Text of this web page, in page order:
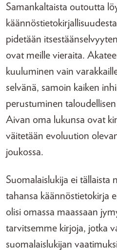
Samankaltaista outoutta
pidetään
ovat meille vieraita.
kuuluminen vain
selvänä, samoin kaiken
perustuminen
Aivan oma lukunsa ovat
väitetään evoluution
joukossa.
Suomalaislukija ei tällaista
tahansa käännöstietokirja
olisi omassa maassaan
tarvitsemme kirjoja, jotka
suomalaislukijan